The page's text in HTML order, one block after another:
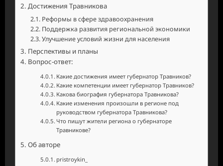
Достижения Травникова
Реформы в сфере здравоохранения
Поддержка развития региональной экономики
Улучшение условий жизни для населения
Перспективы и планы
Вопрос-ответ:
Какие достижения имеет губернатор Травников?
Какие компетенции имеет губернатор Травников?
Какова биография губернатора Травникова?
Какие изменения произошли в регионе под
руководством губернатора Травникова?
Что пишут жители региона о губернаторе
Травникове?
Об авторе
pristroykin_